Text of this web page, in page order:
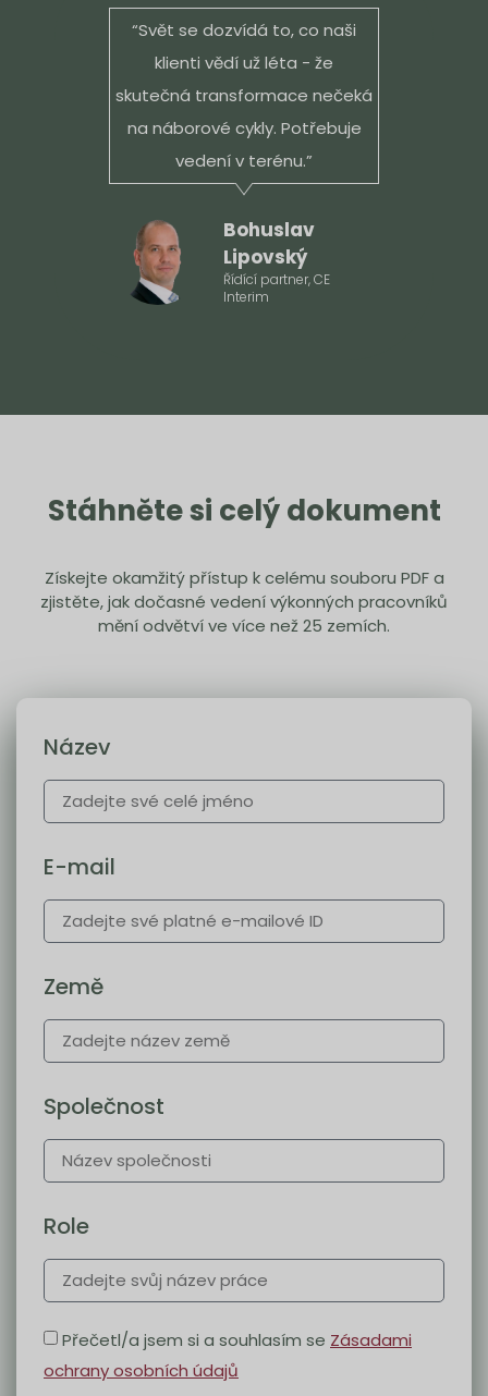
“Svět se dozvídá to, co naši
klienti vědí už léta - že
skutečná transformace nečeká
na náborové cykly. Potřebuje
vedení v terénu.”
Bohuslav
Lipovský
Řídící partner, CE
Interim
Stáhněte si celý dokument
Získejte okamžitý přístup k celému souboru PDF a
zjistěte, jak dočasné vedení výkonných pracovníků
mění odvětví ve více než 25 zemích.
Název
E-mail
Země
Společnost
Role
Přečetl/a jsem si a souhlasím se Zásadami
ochrany osobních údajů